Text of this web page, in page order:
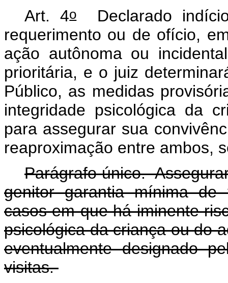
Art. 4oDeclarado
requerimento ou de ofício,
ação autônoma ou
prioritária, e o juiz
Público, as medidas
integridade psicológica da
para assegurar sua
reaproximação entre ambos,
Parágrafo único.
genitor garantia mínima de
casos em que há iminente
psicológica da criança ou do
eventualmente designado
visitas.